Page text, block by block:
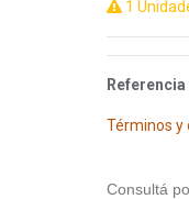
1
Términos y
Consultá